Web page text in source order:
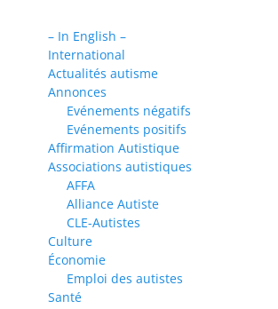
– In English –
International
Actualités autisme
Annonces
Evénements négatifs
Evénements positifs
Affirmation Autistique
Associations autistiques
AFFA
Alliance Autiste
CLE-Autistes
Culture
Économie
Emploi des autistes
Santé